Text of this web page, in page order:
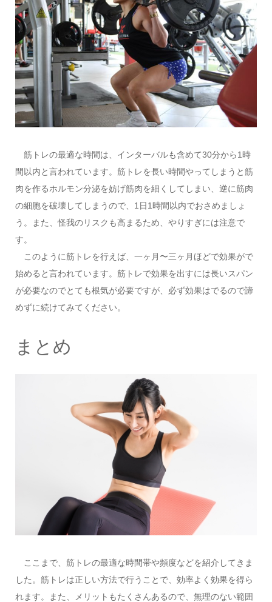
筋トレの最適な時間は、インターバルも含めて30分から1時
間以内と言われています。筋トレを長い時間やってしまうと筋
肉を作るホルモン分泌を妨げ筋肉を細くしてしまい、逆に筋肉
の細胞を破壊してしまうので、1日1時間以内でおさめましょ
う。また、怪我のリスクも高まるため、やりすぎには注意で
す。
このように筋トレを行えば、一ヶ月〜三ヶ月ほどで効果がで
始めると言われています。筋トレで効果を出すには長いスパン
が必要なのでとても根気が必要ですが、必ず効果はでるので諦
めずに続けてみてください。
まとめ
ここまで、筋トレの最適な時間帯や頻度などを紹介してきま
した。筋トレは正しい方法で行うことで、効率よく効果を得ら
れます。また、メリットもたくさんあるので、無理のない範囲